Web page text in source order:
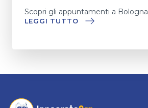
Scopri gli appuntamenti a Bologna
LEGGI TUTTO